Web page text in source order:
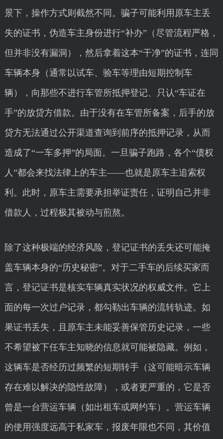
景下，操作方式则截然不同。骗子可能利用原车主丢
失的证书，伪造车主身份进行“补办”（尽管流程严格，
但并非没有漏洞），然后拿着这本“干净”的证书，连同
车辆本身（通常以试车、验车等理由短期控制车
辆），向那些不进行车管所抵押登记、只认“车证在
手”的放贷方借款。由于没有在车管所备案，后手的放
贷方无法通过公开渠道查询到前序的抵押记录，从而
造成了“一车多押”的局面。一旦骗子跑路，各个“债权
人”都会来找法律上的车主——也就是原车主追索权
利。此时，原车主需要承担举证责任，证明自己并非
借款人，过程极其被动与煎熬。
除了这种极端的经济风险，登记证书的丢失还可能掩
盖车辆本身的“历史秘密”。对于二手车的后续买家而
言，登记证书是核实车辆真实状况的权威文件。它上
面的每一次过户记录，都勾勒出车辆的流转轨迹。如
果证书丢失，且原车主未能妥善保管历史记录，一些
不希望被下任车主知晓的信息就可能被隐藏。例如，
这辆车是否经历过频繁的短期转手（这可能暗示车辆
存在难以解决的隐性故障），或者更严重的，它是否
曾是一台营运车辆（如出租车或网约车）。营运车辆
的使用强度远高于私家车，报废年限也不同，其价值